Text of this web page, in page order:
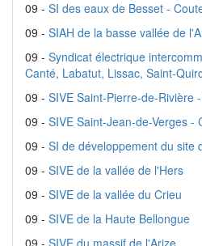
09 - SI des eaux de Besset -
09 - SIAH de la basse vallée de
09 - Syndicat électrique
Canté, Labatut, Lissac, Saint-
09 - SIVE Saint-Pierre-de-Rivière
09 - SIVE Saint-Jean-de-Verges -
09 - SI de développement du site
09 - SIVE de la vallée de l'Hers
09 - SIVE de la vallée du Crieu
09 - SIVE de la Haute Bellongue
09 - SIVE du massif de l'Arize